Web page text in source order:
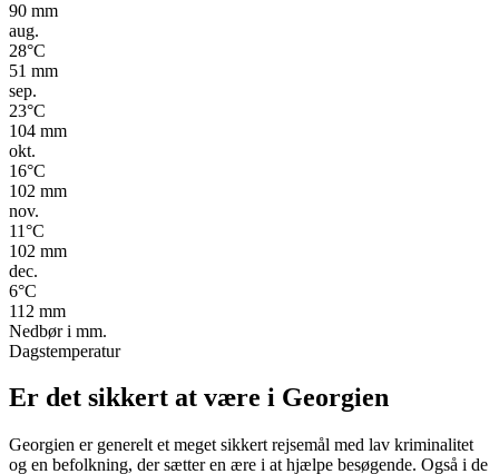
90 mm
aug.
28°C
51 mm
sep.
23°C
104 mm
okt.
16°C
102 mm
nov.
11°C
102 mm
dec.
6°C
112 mm
Nedbør i mm.
Dagstemperatur
Er det sikkert at være i Georgien
Georgien er generelt et meget sikkert rejsemål med lav kriminalitet
og en befolkning, der sætter en ære i at hjælpe besøgende. Også i de